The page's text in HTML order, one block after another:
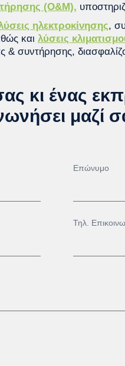
(O&M),
ηλεκτροκίνησης,
και λύσεις
συντήρησης,
κι ένας
μαζί